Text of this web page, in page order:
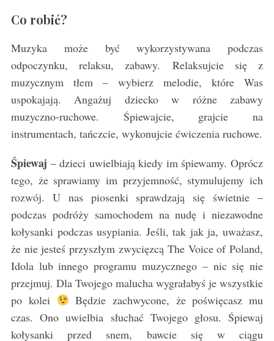
Co robić?
Muzyka może być wykorzystywana podczas
odpoczynku, relaksu, zabawy. Relaksujcie się z
muzycznym tłem – wybierz melodie, które Was
uspokajają. Angażuj dziecko w różne zabawy
muzyczno-ruchowe. Śpiewajcie, grajcie na
instrumentach, tańczcie, wykonujcie ćwiczenia ruchowe.
Śpiewaj – dzieci uwielbiają kiedy im śpiewamy. Oprócz
tego, że sprawiamy im przyjemność, stymulujemy ich
rozwój. U nas piosenki sprawdzają się świetnie –
podczas podróży samochodem na nudę i niezawodne
kołysanki podczas usypiania. Jeśli, tak jak ja, uważasz,
że nie jesteś przyszłym zwycięzcą The Voice of Poland,
Idola lub innego programu muzycznego – nic się nie
przejmuj. Dla Twojego malucha wygrałabyś je wszystkie
po kolei
Będzie zachwycone, że poświęcasz mu
czas. Ono uwielbia słuchać Twojego głosu. Śpiewaj
kołysanki przed snem, bawcie się w ciągu